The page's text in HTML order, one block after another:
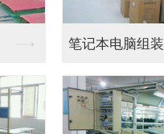
双线皮带流水线